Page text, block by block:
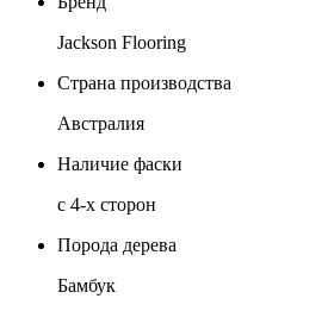
Jackson Flooring
Страна производства
Австралия
Наличие фаски
с 4-х сторон
Порода дерева
Бамбук